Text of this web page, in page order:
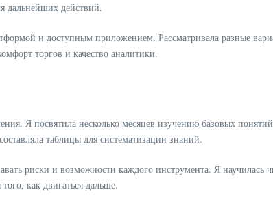
дальнейших действий.
и доступным приложением. Рассматривала разные
торгов и качество аналитики.
Я посвятила несколько месяцев изучению базовых
таблицы для систематизации знаний.
риски и возможности каждого инструмента. Я
как двигаться дальше.